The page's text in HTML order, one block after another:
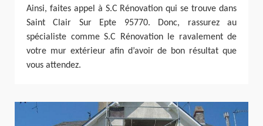
Ainsi, faites appel à S.C Rénovation qui se trouve dans
Saint Clair Sur Epte 95770. Donc, rassurez au
spécialiste comme S.C Rénovation le ravalement de
votre mur extérieur afin d’avoir de bon résultat que
vous attendez.